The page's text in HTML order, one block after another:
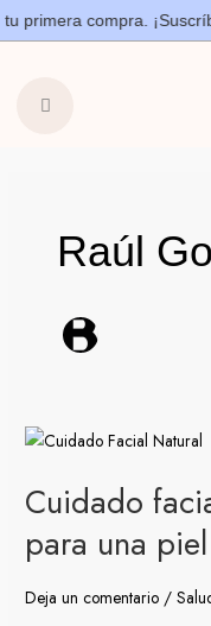
contenido
Ir
al
primera compra.
Raúl
Cuidado
para una
Deja un comentario /
Cuidado
natural
invierno
para